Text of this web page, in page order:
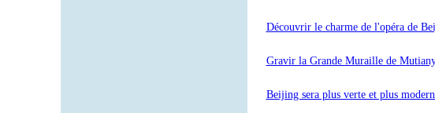
Découvrir le charme de l'opéra de
Gravir la Grande Muraille de
Beijing sera plus verte et plus